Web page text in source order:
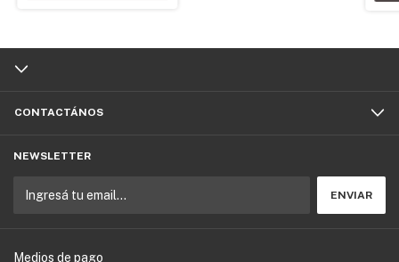
CONTACTÁNOS
NEWSLETTER
Medios de pago